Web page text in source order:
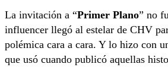
La invitación a “Primer Plano” no
influencer llegó al estelar de CHV
polémica cara a cara. Y lo hizo con
que usó cuando publicó aquellas